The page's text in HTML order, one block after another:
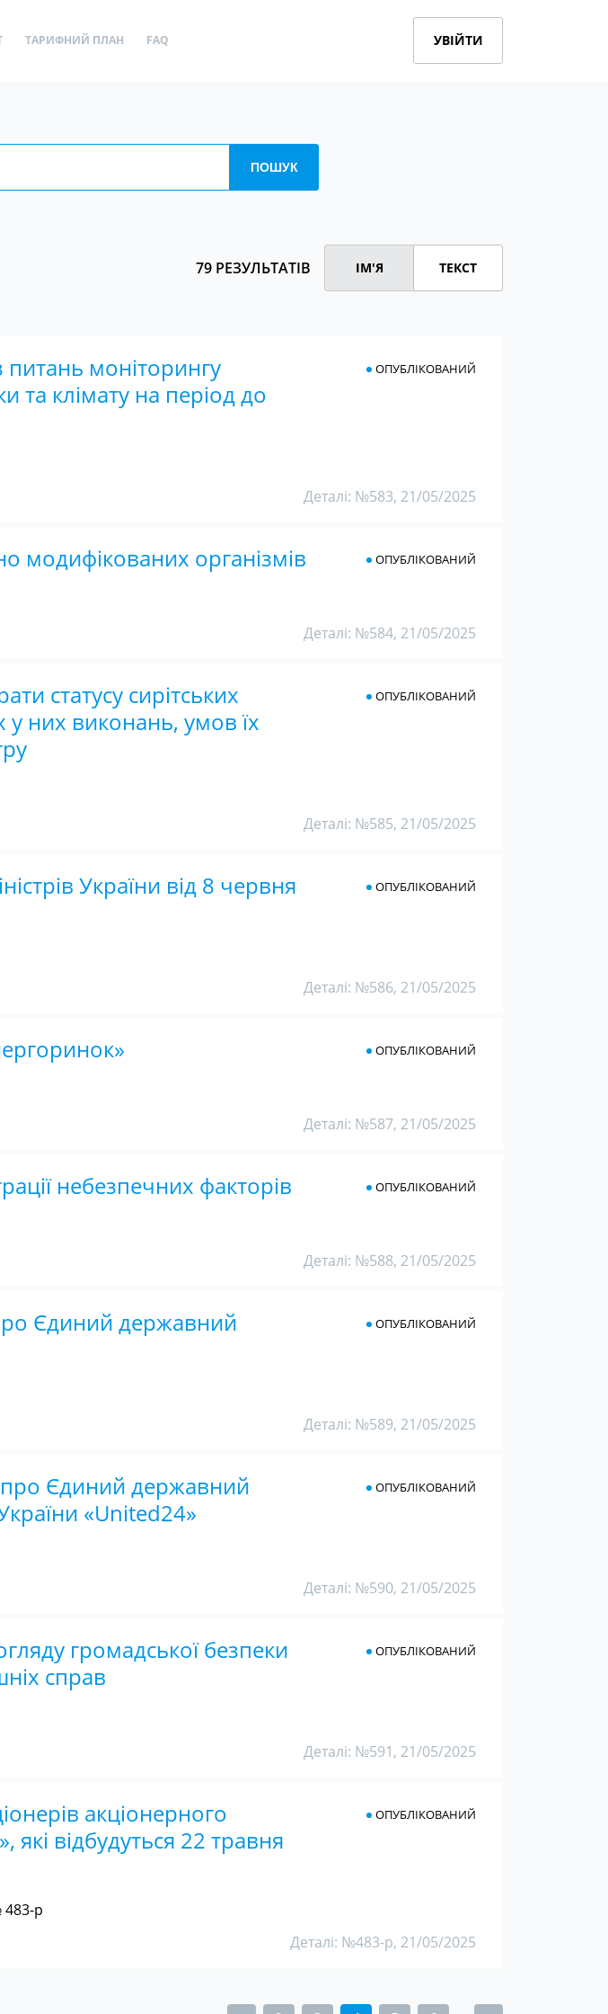
ТАРИФНИЙ ПЛАН FAQ УВІЙТИ
79 РЕЗУЛЬТАТІВ ІМ'Я ТЕКСТ
моніторингу
та клімату на період до
ОПУБЛІКОВАНИЙ
Деталі: №583, 21/05/2025
модифікованих організмів ОПУБЛІКОВАНИЙ
Деталі: №584, 21/05/2025
статусу сирітських
у них виконань, умов їх
ОПУБЛІКОВАНИЙ
Деталі: №585, 21/05/2025
України від 8 червня
ОПУБЛІКОВАНИЙ
Деталі: №586, 21/05/2025
ОПУБЛІКОВАНИЙ
Деталі: №587, 21/05/2025
небезпечних факторів ОПУБЛІКОВАНИЙ
Деталі: №588, 21/05/2025
Єдиний державний
ОПУБЛІКОВАНИЙ
Деталі: №589, 21/05/2025
Єдиний державний
«United24»
ОПУБЛІКОВАНИЙ
Деталі: №590, 21/05/2025
громадської безпеки
справ
ОПУБЛІКОВАНИЙ
Деталі: №591, 21/05/2025
акціонерного
відбудуться 22 травня
ОПУБЛІКОВАНИЙ
р
Деталі: №483-р, 21/05/2025